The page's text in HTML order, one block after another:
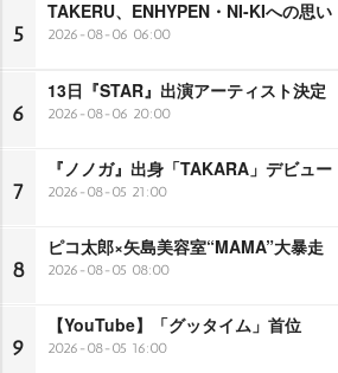
5
TAKERU、ENHYPEN・NI-KIへの思い
2026-08-06 06:00
6
13日『STAR』出演アーティスト決定
2026-08-06 20:00
7
『ノノガ』出身「TAKARA」デビュー
2026-08-05 21:00
8
ピコ太郎×矢島美容室“MAMA”大暴走
2026-08-05 08:00
9
【YouTube】「グッタイム」首位
2026-08-05 16:00